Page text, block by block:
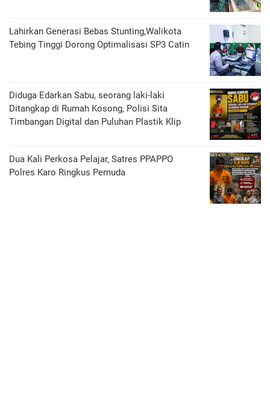
Lahirkan Generasi Bebas Stunting,Walikota
Tebing Tinggi Dorong Optimalisasi SP3 Catin
Diduga Edarkan Sabu, seorang laki-laki
Ditangkap di Rumah Kosong, Polisi Sita
Timbangan Digital dan Puluhan Plastik Klip
Dua Kali Perkosa Pelajar, Satres PPAPPO
Polres Karo Ringkus Pemuda